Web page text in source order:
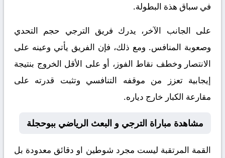
في سباق هذة البطولة.
على الجانب الآخر، يدرك فريق الترجي حجم التحدي
وصعوبة المنافس. ومع ذلك، فإن الفريق يأتي وعينه على
الانتصار وخطف نقاط الفوز، أو على الأقل الخروج بنتيجة
إيجابية تعزز من موقفه التنافسي وتثبت قدرته على
مقارعة الكبار خارج دياره.
مشاهدة مباراة الترجي و البعث الرياضي ببوحجلة
القمة المرتقبة ليست مجرد شوطين او دقائق معدودة بل